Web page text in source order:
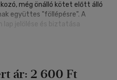
még önálló kötet előtt álló
együttes "föllépésre". A
lap jelölése és biztatása
Irodalom, Híd, Jelenkor,
Látó, Műút, Spanyolnátha,
ár: 2 600 Ft